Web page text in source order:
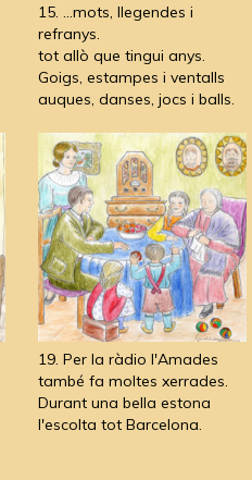
15. ...mots, llegendes i
refranys.
tot allò que tingui anys.
Goigs, estampes i ventalls
auques, danses, jocs i balls.
19. Per la ràdio l'Amades
també fa moltes xerrades.
Durant una bella estona
l'escolta tot Barcelona.